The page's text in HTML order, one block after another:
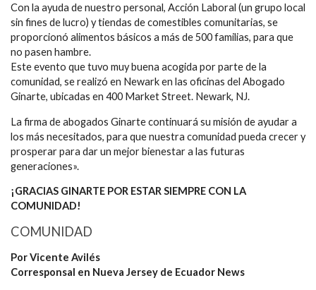
Con la ayuda de nuestro personal, Acción Laboral (un grupo local
sin fines de lucro) y tiendas de comestibles comunitarias, se
proporcionó alimentos básicos a más de 500 familias, para que
no pasen hambre.
Este evento que tuvo muy buena acogida por parte de la
comunidad, se realizó en Newark en las oficinas del Abogado
Ginarte, ubicadas en 400 Market Street. Newark, NJ.
La firma de abogados Ginarte continuará su misión de ayudar a
los más necesitados, para que nuestra comunidad pueda crecer y
prosperar para dar un mejor bienestar a las futuras
generaciones».
¡GRACIAS GINARTE POR ESTAR SIEMPRE CON LA
COMUNIDAD!
COMUNIDAD
Por Vicente Avilés
Corresponsal en Nueva Jersey de Ecuador News